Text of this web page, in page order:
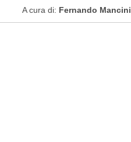
A cura di: Fernando Mancini